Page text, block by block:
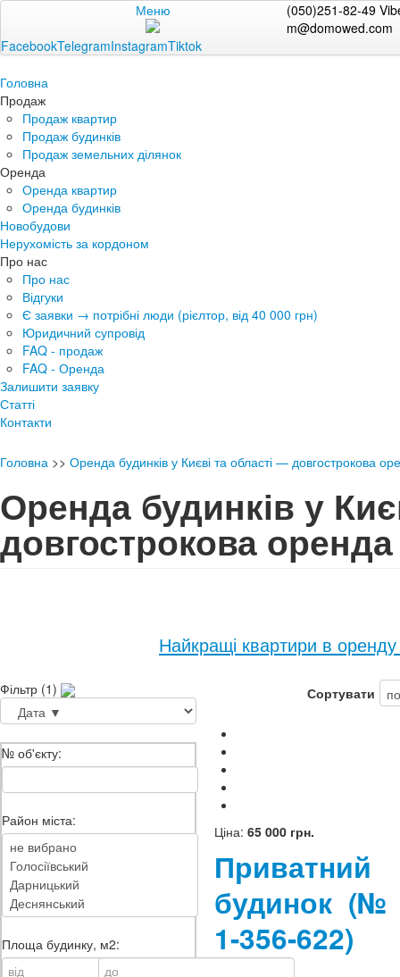
Меню
(050)251-82-49
m@domowed.com
FacebookTelegramInstagramTiktok
Головна
Продаж
Продаж квартир
Продаж будинків
Продаж земельних ділянок
Оренда
Оренда квартир
Оренда будинків
Новобудови
Нерухомість за кордоном
Про нас
Про нас
Відгуки
Є заявки → потрібні люди (рієлтор, від 40 000 грн)
Юридичний супровід
FAQ - продаж
FAQ - Оренда
Залишити заявку
Статті
Контакти
Головна >> Оренда будинків у Києві та області — довгострокова
Оренда будинків у
довгострокова
Найкращі квартири в
Фільтр (1)
№ об'єкту:
Район міста:
Площа будинку, м2:
Сортувати
Ціна: 65 000 грн.
Приватний
будинок (№
1-356-622)